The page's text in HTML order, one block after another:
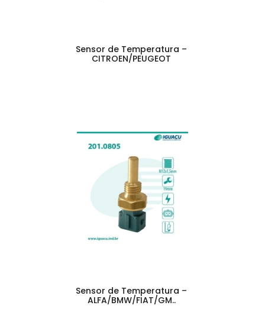
Sensor de Temperatura –
CITROEN/PEUGEOT
Sensor de Temperatura –
ALFA/BMW/FIAT/GM..